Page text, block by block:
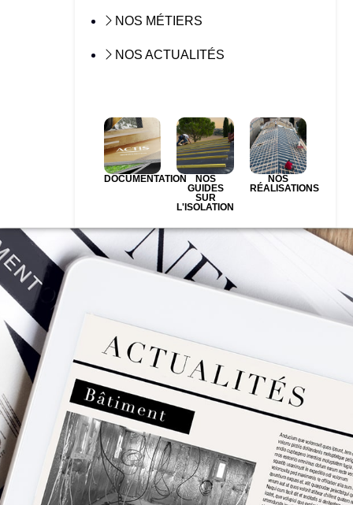
NOS MÉTIERS
NOS ACTUALITÉS
DOCUMENTATION
NOS
GUIDES
SUR
L'ISOLATION
NOS
RÉALISATIONS